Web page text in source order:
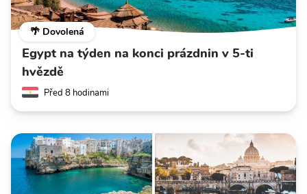
🌴 Dovolená
Egypt na týden na konci prázdnin v 5-ti
hvězdě
Před 8 hodinami